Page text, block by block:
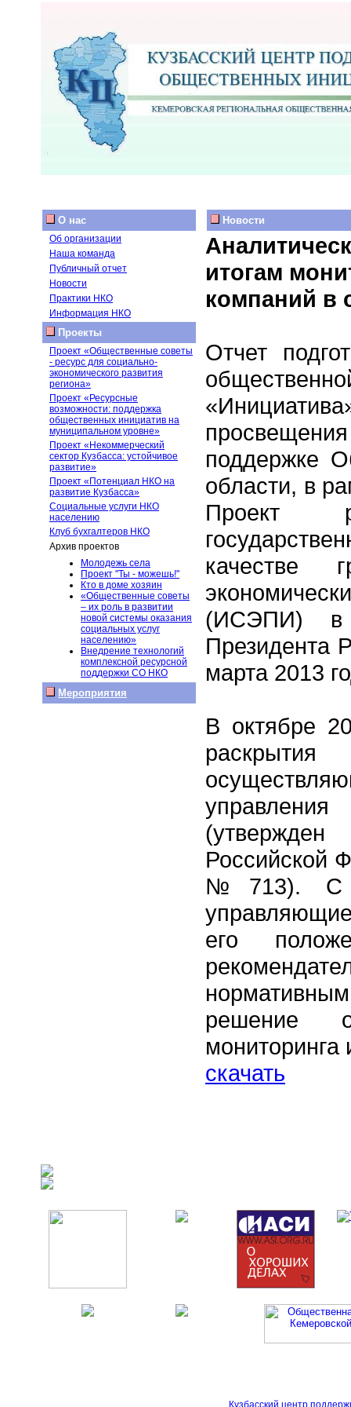
О нас
Об организации
Наша команда
Публичный отчет
Новости
Практики НКО
Информация НКО
Проекты
Проект «Общественные советы
- ресурс для социально-
экономического развития
региона»
Проект «Ресурсные
возможности: поддержка
общественных инициатив на
муниципальном уровне»
Проект «Некоммерческий
сектор Кузбасса: устойчивое
развитие»
Проект «Потенциал НКО на
развитие Кузбасса»
Социальные услуги НКО
населению
Клуб бухгалтеров НКО
Архив проектов
Молодежь села
Проект "Ты - можешь!"
Кто в доме хозяин
«Общественные советы
– их роль в развитии
новой системы оказания
социальных услуг
населению»
Внедрение технологий
комплексной ресурсной
поддержки СО НКО
Мероприятия
Новости
итогам
компаний в
Отчет
поддержке
области, в
Проект
качестве
(ИСЭПИ) в
Президента
марта 2013
В октябре
(утвержден
Российской
№713). С
его
решение о
мониторинга
скачать
Кузбасский центр